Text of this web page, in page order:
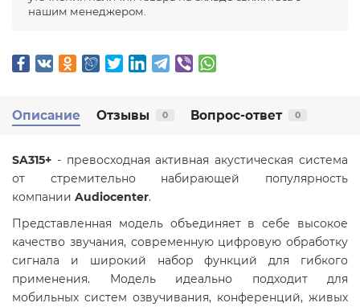
нашим менеджером.
Описание Отзывы 0 Вопрос-ответ 0
SA315+ - превосходная активная акустическая система
от стремительно набирающей популярность
компании Audiocenter.
Представленная модель объединяет в себе высокое
качество звучания, современную цифровую обработку
сигнала и широкий набор функций для гибкого
применения. Модель идеально подходит для
мобильных систем озвучивания, конференций, живых